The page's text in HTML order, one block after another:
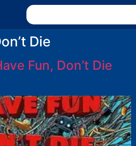
Die
Fun, Don’t Die